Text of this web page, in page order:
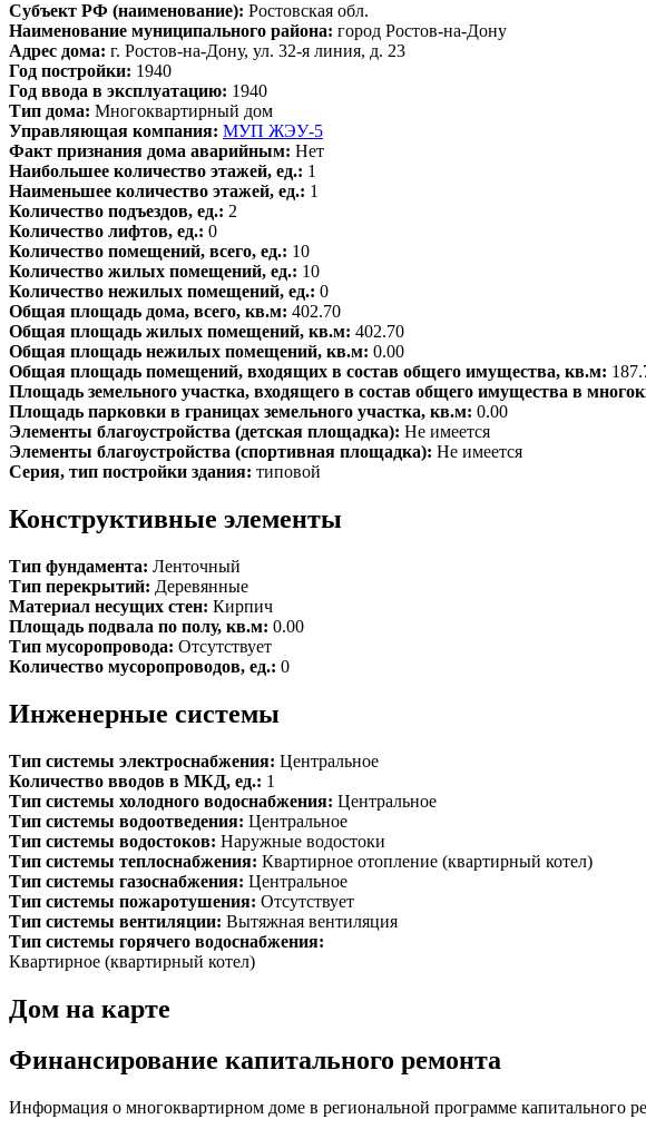
Субъект РФ (наименование): Ростовская обл.
Наименование муниципального района: город Ростов-на-Дону
Адрес дома: г. Ростов-на-Дону, ул. 32-я линия, д. 23
Год постройки: 1940
Год ввода в эксплуатацию: 1940
Тип дома: Многоквартирный дом
Управляющая компания: МУП ЖЭУ-5
Факт признания дома аварийным: Нет
Наибольшее количество этажей, ед.: 1
Наименьшее количество этажей, ед.: 1
Количество подъездов, ед.: 2
Количество лифтов, ед.: 0
Количество помещений, всего, ед.: 10
Количество жилых помещений, ед.: 10
Количество нежилых помещений, ед.: 0
Общая площадь дома, всего, кв.м: 402.70
Общая площадь жилых помещений, кв.м: 402.70
Общая площадь нежилых помещений, кв.м: 0.00
Общая площадь помещений, входящих в состав общего имущества, кв.м:
Площадь земельного участка, входящего в состав общего имущества в
Площадь парковки в границах земельного участка, кв.м: 0.00
Элементы благоустройства (детская площадка): Не имеется
Элементы благоустройства (спортивная площадка): Не имеется
Серия, тип постройки здания: типовой
Конструктивные элементы
Тип фундамента: Ленточный
Тип перекрытий: Деревянные
Материал несущих стен: Кирпич
Площадь подвала по полу, кв.м: 0.00
Тип мусоропровода: Отсутствует
Количество мусоропроводов, ед.: 0
Инженерные системы
Тип системы электроснабжения: Центральное
Количество вводов в МКД, ед.: 1
Тип системы холодного водоснабжения: Центральное
Тип системы водоотведения: Центральное
Тип системы водостоков: Наружные водостоки
Тип системы теплоснабжения: Квартирное отопление (квартирный котел)
Тип системы газоснабжения: Центральное
Тип системы пожаротушения: Отсутствует
Тип системы вентиляции: Вытяжная вентиляция
Тип системы горячего водоснабжения:
Квартирное (квартирный котел)
Дом на карте
Финансирование капитального ремонта
Информация о многоквартирном доме в региональной программе капитального